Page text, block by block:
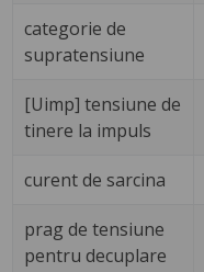
categorie de
supratensiune
[Uimp] tensiune de
tinere la impuls
curent de sarcina
prag de tensiune
pentru decuplare